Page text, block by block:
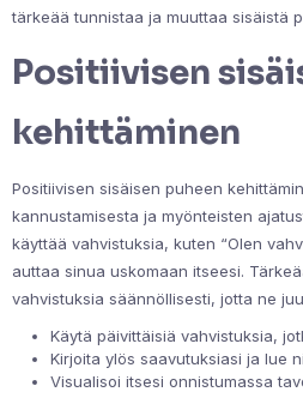
tärkeää tunnistaa ja muuttaa sisäistä
Positiivisen
kehittäminen
Positiivisen sisäisen puheen
kannustamisesta ja myönteisten
käyttää vahvistuksia, kuten “Olen
auttaa sinua uskomaan itseesi.
vahvistuksia säännöllisesti, jotta ne
Käytä päivittäisiä vahvistuksia,
Kirjoita ylös saavutuksiasi ja lue
Visualisoi itsesi onnistumassa